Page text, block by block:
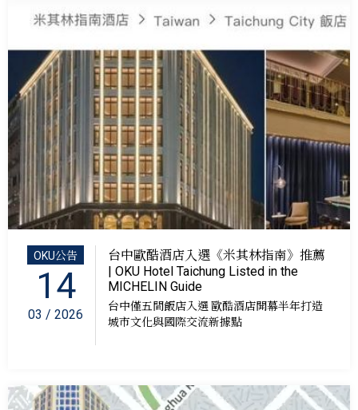
OKU公告
14
03 / 2026
台中歐酷酒店入選《米其林指南》推薦
| OKU Hotel Taichung Listed in the
MICHELIN Guide
台中僅五間飯店入選 歐酷酒店開幕半年打造
城市文化與國際交流新據點